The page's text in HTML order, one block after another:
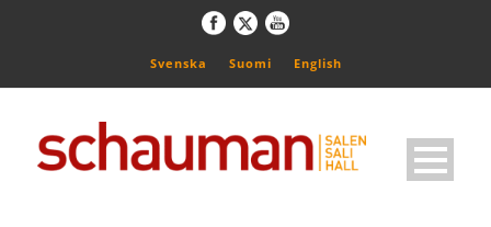
Svenska Suomi English